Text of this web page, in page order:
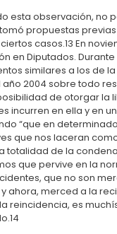
esta observación, no
propuestas
casos.13 En
en Diputados.
similares a los de la
2004 sobre todo
de otorgar la
incurren en ella y en
“que en
que nos laceran
totalidad de la
que pervive en la
que no son
ahora, merced a la
reincidencia, es
14